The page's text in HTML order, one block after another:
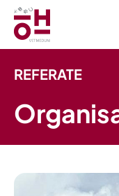
REFERATE